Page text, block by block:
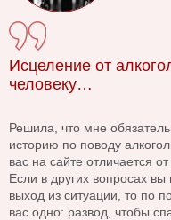
Исцеление от
человеку…
Решила, что мне
историю по поводу
вас на сайте отличается
Если в других вопросах вы
выход из ситуации, то по
вас одно: развод, чтобы